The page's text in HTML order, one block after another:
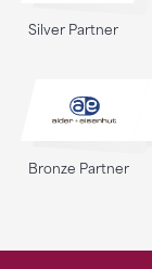
Silver Partner
Bronze Partner